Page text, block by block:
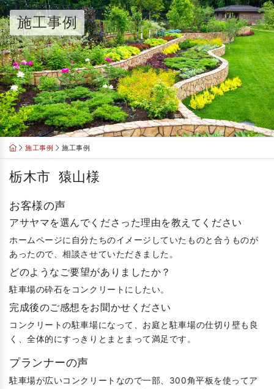
Skip
to
content
施工事例
施工事例 施工事例
栃木市 猿山様
お客様の声
アサヤマを選んでくださった理由を教えてください
ホームページに自分たちのイメージしていたものと合うものが
あったので、相談させていただきました。
どのようなご要望がありましたか？
駐車場の砕石をコンクリートにしたい。
完成後のご感想をお聞かせください
コンクリートの駐車場になって、お庭と駐車場の仕切り壁も良
く、全体的にすっきりとまとまって満足です。
プランナーの声
駐車場が広いコンクリートなので一部、300角平板を使ってア